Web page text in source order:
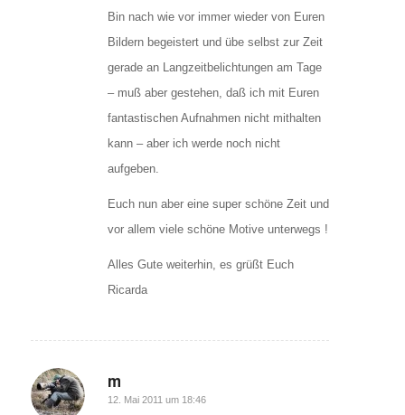
Bin nach wie vor immer wieder von Euren
Bildern begeistert und übe selbst zur Zeit
gerade an Langzeitbelichtungen am Tage
– muß aber gestehen, daß ich mit Euren
fantastischen Aufnahmen nicht mithalten
kann – aber ich werde noch nicht
aufgeben.
Euch nun aber eine super schöne Zeit und
vor allem viele schöne Motive unterwegs !
Alles Gute weiterhin, es grüßt Euch
Ricarda
m
sagte:
12. Mai 2011 um 18:46